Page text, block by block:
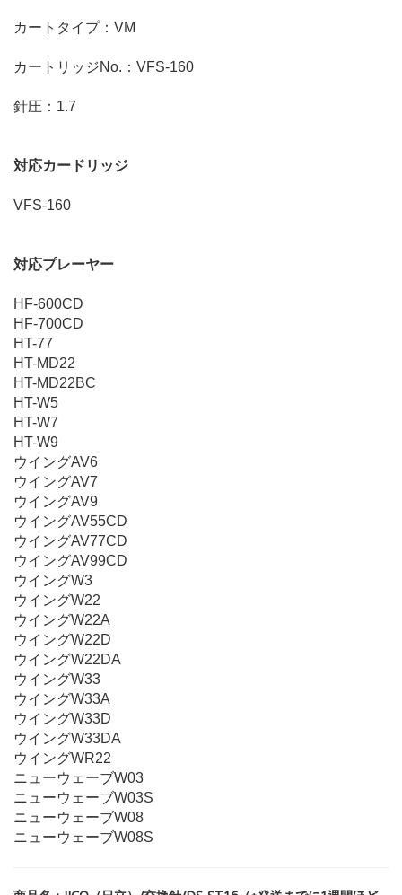
カートタイプ：VM
カートリッジNo.：VFS-160
針圧：1.7
対応カードリッジ
VFS-160
対応プレーヤー
HF-600CD
HF-700CD
HT-77
HT-MD22
HT-MD22BC
HT-W5
HT-W7
HT-W9
ウイングAV6
ウイングAV7
ウイングAV9
ウイングAV55CD
ウイングAV77CD
ウイングAV99CD
ウイングW3
ウイングW22
ウイングW22A
ウイングW22D
ウイングW22DA
ウイングW33
ウイングW33A
ウイングW33D
ウイングW33DA
ウイングWR22
ニューウェーブW03
ニューウェーブW03S
ニューウェーブW08
ニューウェーブW08S